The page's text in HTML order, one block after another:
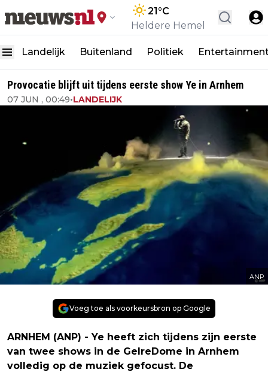
21°C
Heldere Hemel
Landelijk Buitenland Politiek
Provocatie blijft uit tijdens eerste show Ye in Arnhem
07 JUN , 00:49•LANDELIJK
ANP
Voeg toe als voorkeursbron op Google
ARNHEM (ANP) - Ye heeft zich tijdens zijn eerste
van twee shows in de GelreDome in Arnhem
volledig op de muziek gefocust. De